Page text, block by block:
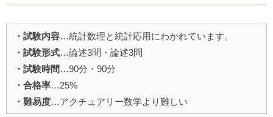
・試験内容…統計数理と統計応用にわかれています。
・試験形式…論述3問・論述3問
・試験時間 …90分・90分
・合格率…25%
・難易度…アクチュアリー数学より難しい